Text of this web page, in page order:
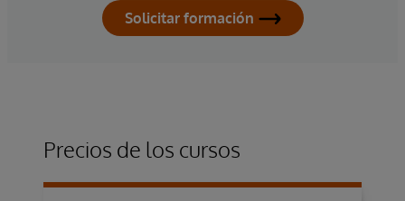
Solicitar formación
Precios de los cursos